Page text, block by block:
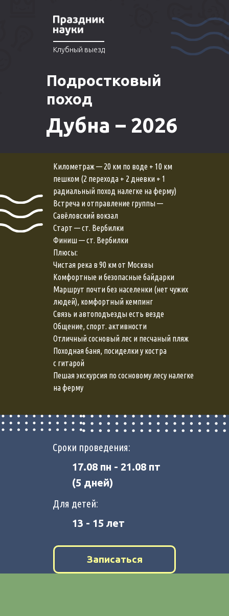
Подростковый
поход
Дубна – 2026
17.08 пн - 21.08 пт
(5 дней)
13 - 15 лет
Для детей:
Сроки проведения:
Километраж — 20 км по воде + 10 км
пешком (2 перехода + 2 дневки + 1
радиальный поход налегке на ферму)
Встреча и отправление группы —
Савёловский вокзал
Старт — ст. Вербилки
Финиш — ст. Вербилки
Плюсы:
Чистая река в 90 км от Москвы
Комфортные и безопасные байдарки
Маршрут почти без населенки (нет чужих
людей), комфортный кемпинг
Связь и автоподъезды есть везде
Общение, спорт. активности
Отличный сосновый лес и песчаный пляж
Походная баня, посиделки у костра
с гитарой
Пешая экскурсия по сосновому лесу налегке
на ферму
Клубный выезд
Записаться